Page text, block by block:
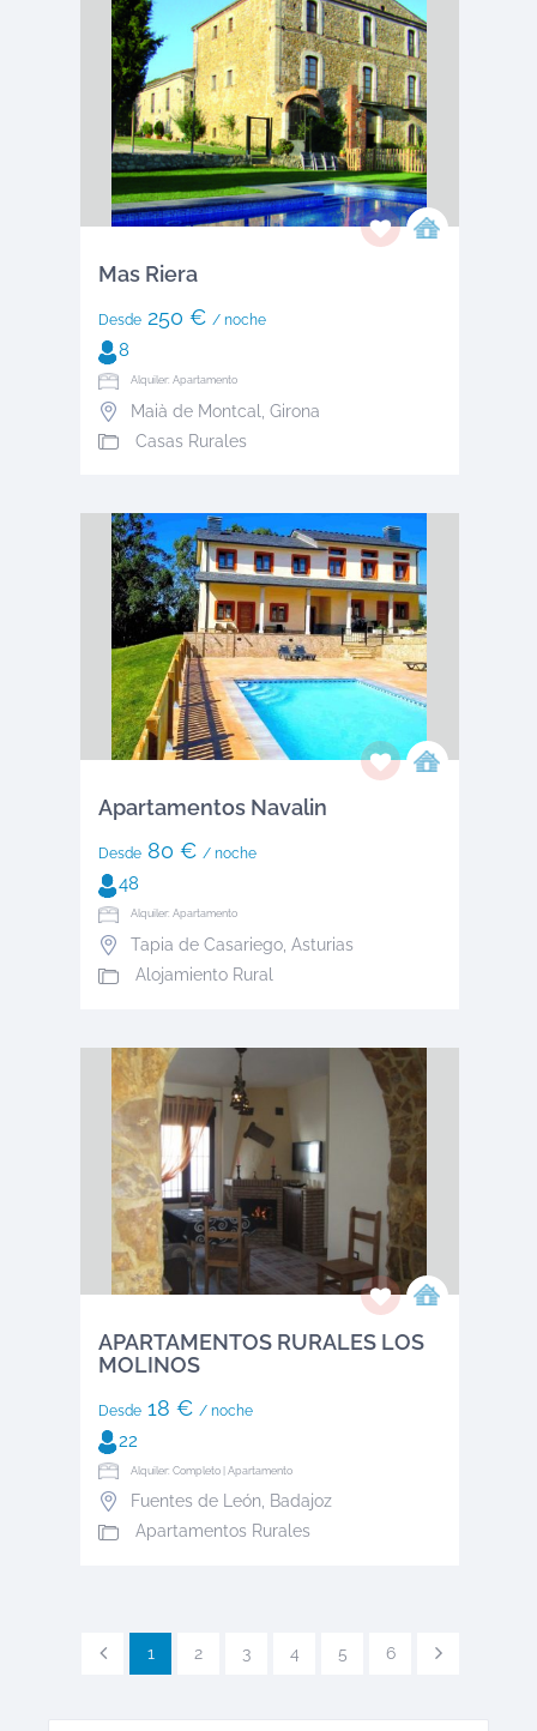
Mas Riera
Desde250 € / noche
8
Alquiler: Apartamento
Maià de Montcal
Girona
Casas Rurales
Apartamentos Navalin
Desde80 € / noche
48
Alquiler: Apartamento
Tapia de Casariego, Asturias
Alojamiento Rural
APARTAMENTOS RURALES LOS
MOLINOS
Desde18 € / noche
22
Alquiler: Completo | Apartamento
Fuentes de León
Badajoz
Apartamentos Rurales
1 2 3 4 5 6